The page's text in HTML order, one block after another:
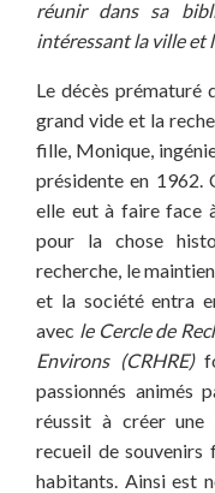
réunir dans sa
intéressant la ville et
Le décès prématuré
grand vide et la
fille, Monique,
présidente en 1962.
elle eut à faire face
pour la chose
recherche, le
et la société entra
avec le Cercle de
Environs (CRHRE)
passionnés animés
réussit à créer une
recueil de
habitants. Ainsi est